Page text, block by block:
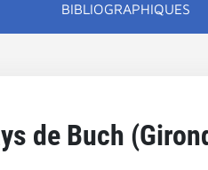
BIBLIOGRAPHIQUES
de Buch